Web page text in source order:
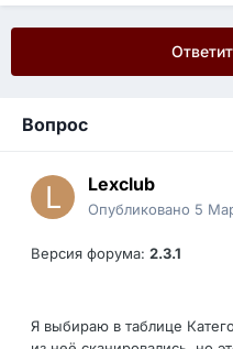
Вопрос
Lexclub
Опубликовано 5
Версия форума: 2.3.1
Я выбираю в таблице